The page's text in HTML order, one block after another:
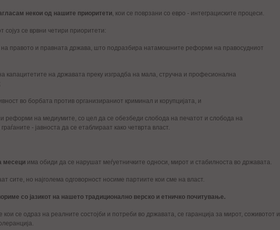
некои од нашите приоритети, кои се поврзани со евро - интеграциските процеси.
сојуз се врвни четири приоритети:
правото и правната држава, што подразбира натамошните реформи на правосудниот
капацитетите на државата преку изградба на мала, стручна и професионална
во борбата против организираниот криминал и корупцијата, и
реформи на медиумите, со цел да се обезбеди слобода на печатот и слобода на
- јавноста да се етаблираат како четврта власт.
месеци има обиди да се нарушат меѓуетничките односи, мирот и стабилноста во државата.
сите, но најголема одговорност носиме партиите кои сме на власт.
со јазикот на нашето традиционално верско и етничко почитување.
кои се одраз на реалните состојби и потреби во државата, се гаранција за мирот, соживотот и